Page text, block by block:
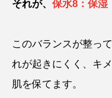
それが、 保水8：保湿
このバランスが整っ
れが起きにくく、キ
肌を保てます。